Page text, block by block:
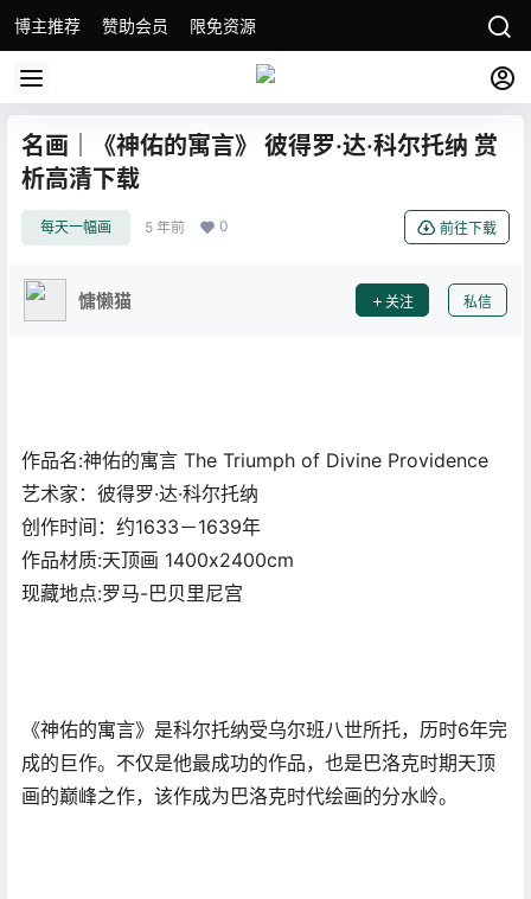
博主推荐 赞助会员 限免资源
名画｜《神佑的寓言》 彼得罗·达·科尔托纳 赏
析高清下载
每天一幅画 5 年前 0 前往下载
慵懒猫 关注 私信
作品名:神佑的寓言 The Triumph of Divine Providence
艺术家：彼得罗·达·科尔托纳
创作时间：约1633－1639年
作品材质:天顶画 1400x2400cm
现藏地点:罗马-巴贝里尼宫
《神佑的寓言》是科尔托纳受乌尔班八世所托，历时6年完
成的巨作。不仅是他最成功的作品，也是巴洛克时期天顶
画的巅峰之作，该作成为巴洛克时代绘画的分水岭。